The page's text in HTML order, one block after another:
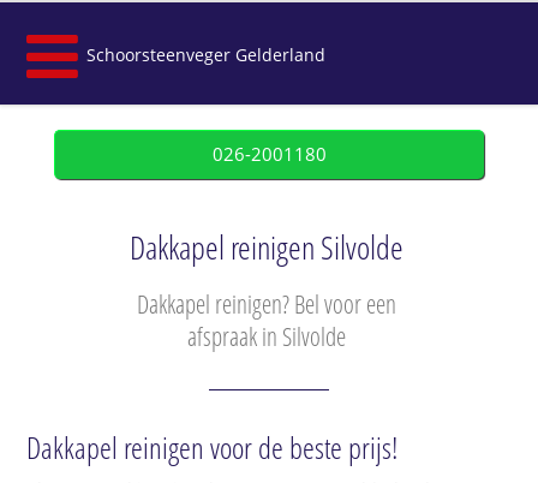
Schoorsteenveger Gelderland
026-2001180
Dakkapel reinigen Silvolde
Dakkapel reinigen? Bel voor een
afspraak in Silvolde
Dakkapel reinigen voor de beste prijs!